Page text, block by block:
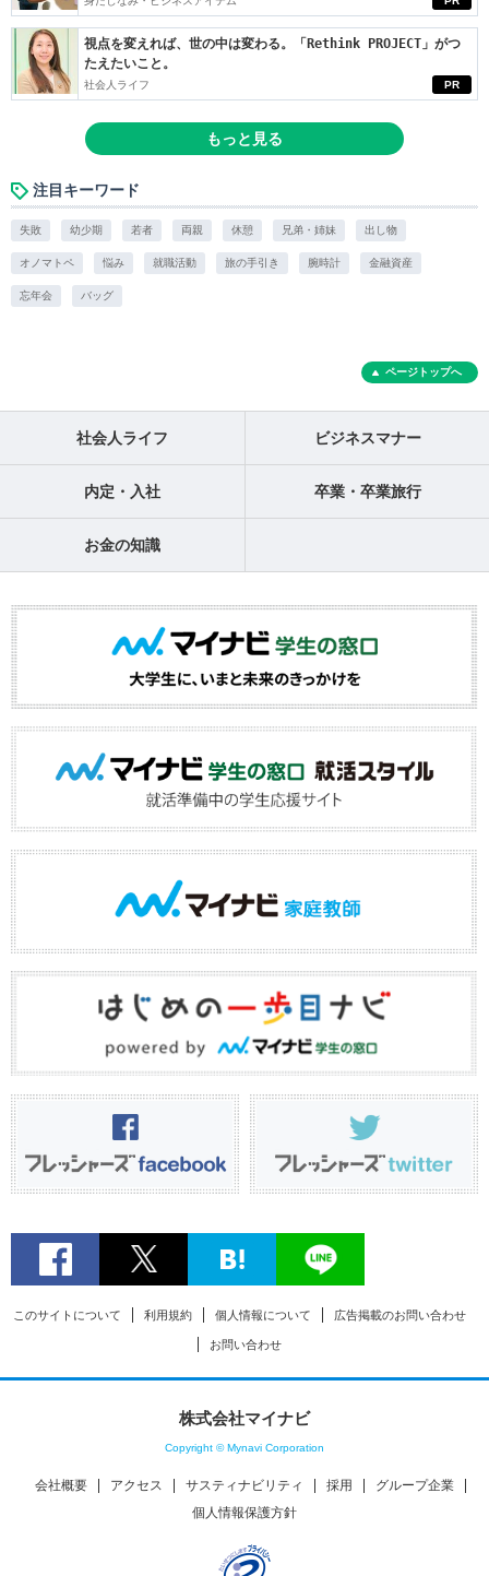
PR
視点を変えれば、世の中は変わる。「Rethink PROJECT」がつ
たえたいこと。
社会人ライフ
もっと見る
注目キーワード
失敗 幼少期 若者 両親 休憩 兄弟・姉妹 出し物
オノマトペ 悩み 就職活動 旅の手引き 腕時計 金融資産
忘年会 バッグ
ページトップへ
社会人ライフ ビジネスマナー
内定・入社 卒業・卒業旅行
お金の知識
このサイトについて 利用規約 個人情報について 広告掲載のお問い合わせ
お問い合わせ
株式会社マイナビ
Copyright © Mynavi Corporation
会社概要 アクセス サスティナビリティ 採用
グループ企業
個人情報保護方針